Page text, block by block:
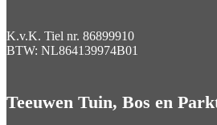
K.v.K. Tiel nr. 86899910
BTW: NL864139974B01
Teeuwen Tuin, Bos en